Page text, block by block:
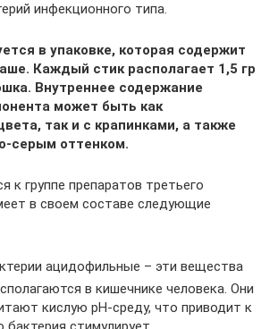
инфекционного типа.
в упаковке, которая содержит
Каждый стик располагает 1,5 гр
Внутреннее содержание
может быть как
так и с крапинками, а также
серым оттенком.
к группе препаратов третьего
в своем составе следующие
ацидофильные – эти вещества
в кишечнике человека. Они
кислую рН-среду, что приводит к